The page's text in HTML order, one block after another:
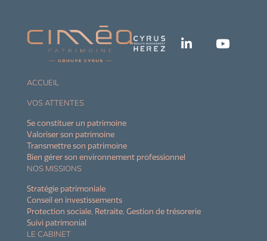
ACCUEIL
VOS ATTENTES
Se constituer un patrimoine
Valoriser son patrimoine
Transmettre son patrimoine
Bien gérer son environnement professionnel
NOS MISSIONS
Stratégie patrimoniale
Conseil en investissements
Protection sociale, Retraite, Gestion de trésorerie
Suivi patrimonial
LE CABINET